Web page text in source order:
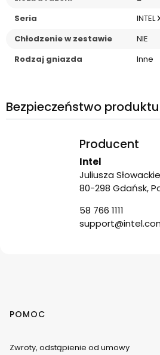
Seria
INTEL
Chłodzenie w zestawie
NIE
Rodzaj gniazda
Inne
Bezpieczeństwo produktu
Producent
Intel
Juliusza
80-298 Gdańsk,
58 766 1111
Linki w stopce
POMOC
Zwroty, odstąpienie od umowy